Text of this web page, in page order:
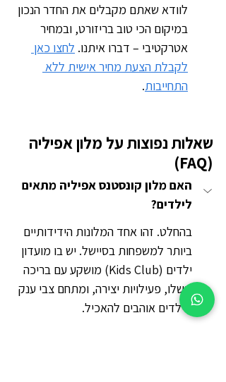
לוודא שאתם מקבלים את החדר הנכון
במיקום הכי טוב בריזורט, ובמחיר
אטרקטיבי – דברו איתנו. לחצו כאן
לקבלת הצעת מחיר אישית ללא
התחייבות.
שאלות נפוצות על מלון אפיליה
(FAQ)
האם מלון קונסטנס אפיליה מתאים
לילדים?
בהחלט. זהו אחד המלונות הידידותיים
ביותר למשפחות בסיישל. יש בו מועדון
ילדים (Kids Club) מושקע עם בריכה
משלו, פעילויות יצירה, ומתחם צבי ענק
שילדים אוהבים להאכיל.